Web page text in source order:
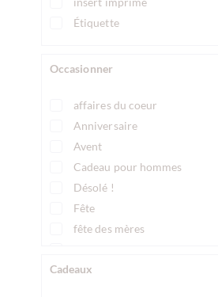
Étiquette
Occasionner
affaires du coeur
Anniversaire
Avent
Cadeau pour hommes
Désolé !
Fête
fête des mères
Invité présent
Cadeaux